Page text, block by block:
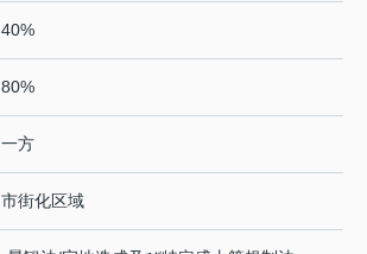
40%
80%
一方
市街化区域